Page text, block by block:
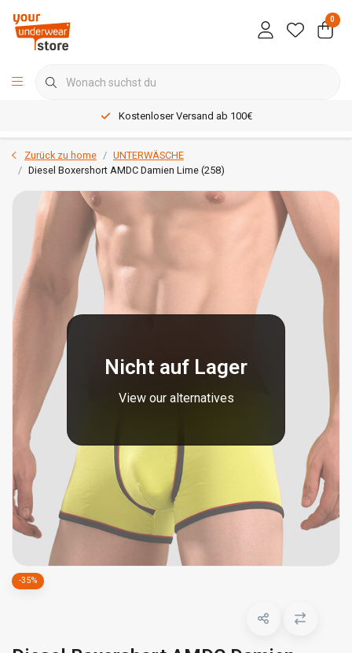
0
Kostenloser Versand ab 100€
Zurück zu home
UNTERWÄSCHE
Diesel Boxershort AMDC Damien Lime (258)
Nicht auf Lager
View our alternatives
-35%